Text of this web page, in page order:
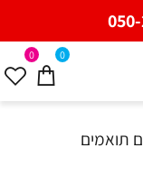
0 0
תואמים